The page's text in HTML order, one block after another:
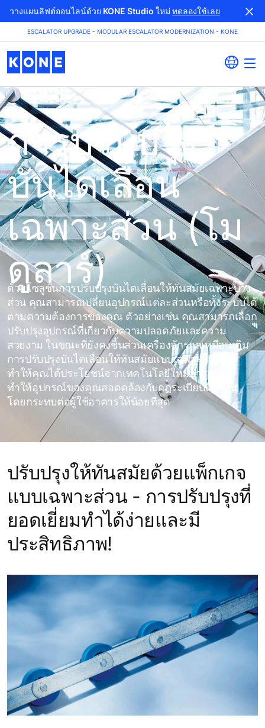
วางแผนลิฟต์ออนไลน์ด้วย KONE Studio ใหม่ ทดลองใช้เลย
ESCALATOR UPGRADE - MODULAR ESCALATOR MODERNIZATION - KONE
การปรับปรุง
บันไดเลื่อน
เฉพาะส่วน (โม
ดูลาร์)
ด้วยโซลูชั่นการปรับปรุงบันไดเลื่อนให้ทันสมัยเฉพาะบาง
ส่วน คุณสามารถเปลี่ยนอุปกรณ์แต่ละส่วนหรือทั้งระบบได้
ตามความต้องการของคุณ ตัวอย่างเช่น คุณสามารถเลือก
ปรับปรุงอุปกรณ์ที่เกี่ยวกับความปลอดภัยและความ
สวยงาม ในขณะที่ยังคงชิ้นส่วนเครื่องจักรกลเหมือนเดิม
การปรับปรุงบันไดเลื่อนให้ทันสมัยแบบเฉพาะส่วนนี้จะ
ทำให้คุณได้ประโยชน์จากเทคโนโลยีใหม่ล่าสุดและ
ทำให้อุปกรณ์ของคุณสอดคล้องกับกฎระเบียบปัจจุบัน
โดยกระทบต่อผู้ใช้อาคารให้น้อยที่สุด
ปรับปรุงให้ทันสมัยด้วยแพ็กเกจ
แบบเฉพาะส่วน - การปรับปรุงที่
ยอดเยี่ยมทำได้ง่ายและมี
ประสิทธิภาพ!